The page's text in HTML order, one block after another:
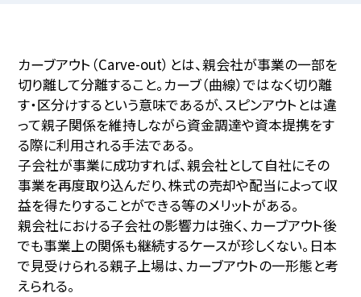
カーブアウト（Carve-out）とは、親会社が事業の一部を
切り離して分離すること。カーブ（曲線）ではなく切り離
す・区分けするという意味であるが、スピンアウトとは違
って親子関係を維持しながら資金調達や資本提携をす
る際に利用される手法である。
子会社が事業に成功すれば、親会社として自社にその
事業を再度取り込んだり、株式の売却や配当によって収
益を得たりすることができる等のメリットがある。
親会社における子会社の影響力は強く、カーブアウト後
でも事業上の関係も継続するケースが珍しくない。日本
で見受けられる親子上場は、カーブアウトの一形態と考
えられる。